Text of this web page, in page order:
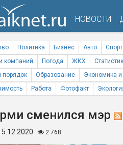
НОВОСТИ
Политика Бизнес Авто Спорт
компаний
Погода ЖКХ
порядок
Образование Экономика
Работа Фотофакт
сменился мэр
2 768